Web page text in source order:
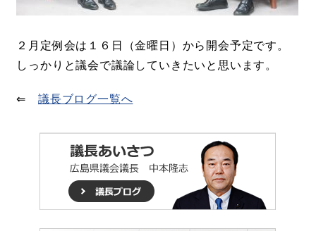
２月定例会は１６日（金曜日）から開会予定です。
しっかりと議会で議論していきたいと思います。
⇐議長ブログ一覧へ